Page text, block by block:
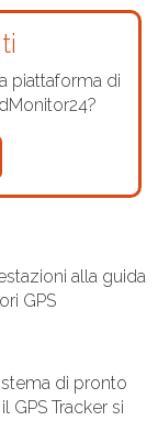
piattaforma di
alla guida
GPS
di pronto
GPS Tracker si